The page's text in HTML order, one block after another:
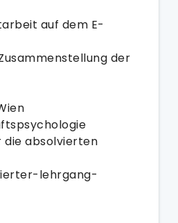
auf dem E-
der
die absolvierten
lehrgang-